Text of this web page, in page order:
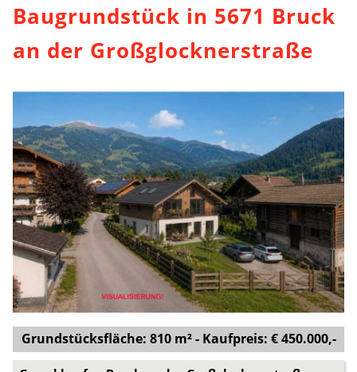
Baugrundstück in 5671 Bruck
an der Großglocknerstraße
Grundstücksfläche: 810 m² - Kaufpreis: € 450.000,-